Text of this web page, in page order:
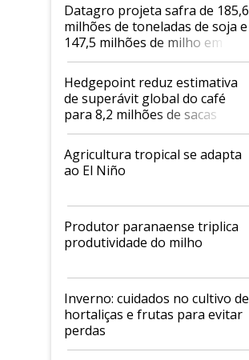
Datagro projeta safra de 185,6
milhões de toneladas de soja e
147,5 milhões de milho em
2026/27
Hedgepoint reduz estimativa
de superávit global do café
para 8,2 milhões de sacas
Agricultura tropical se adapta
ao El Niño
Produtor paranaense triplica
produtividade do milho
Inverno: cuidados no cultivo de
hortaliças e frutas para evitar
perdas